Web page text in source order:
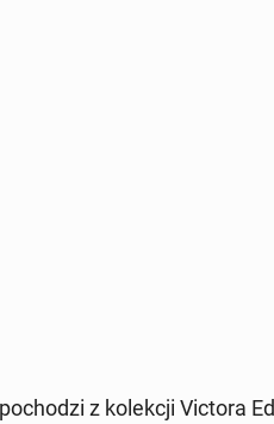
z ko­lek­cji Victora